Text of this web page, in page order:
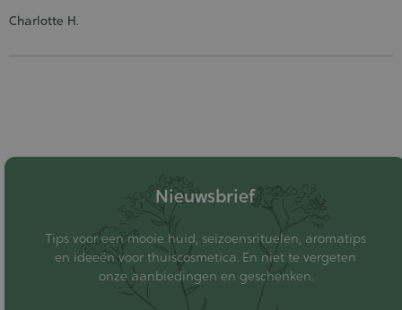
Charlotte H.
Nieuwsbrief
Tips voor een mooie huid, seizoensrituelen, aromatips
en ideeën voor thuiscosmetica. En niet te vergeten
onze aanbiedingen en geschenken.